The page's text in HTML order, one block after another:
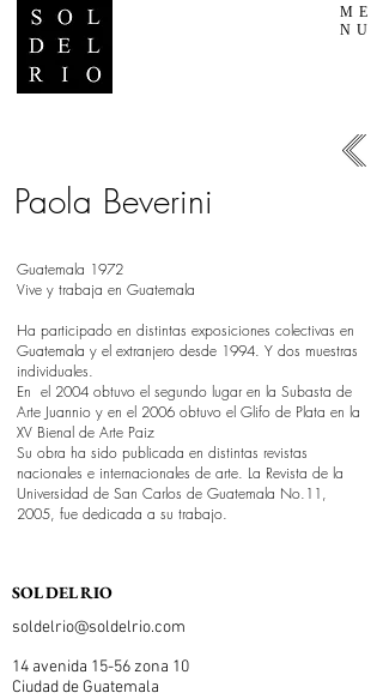
ME
NU
Paola Beverini
Guatemala 1972
Vive y trabaja en Guatemala
Ha participado en distintas exposiciones colectivas en
Guatemala y el extranjero desde 1994. Y dos muestras
individuales.
En el 2004 obtuvo el segundo lugar en la Subasta de
Arte Juannio y en el 2006 obtuvo el Glifo de Plata en la
XV Bienal de Arte Paiz
Su obra ha sido publicada en distintas revistas
nacionales e internacionales de arte. La Revista de la
Universidad de San Carlos de Guatemala No.11,
2005, fue dedicada a su trabajo.
SOL DEL RIO
soldelrio@soldelrio.com
14 avenida 15-56 zona 10
Ciudad de Guatemala